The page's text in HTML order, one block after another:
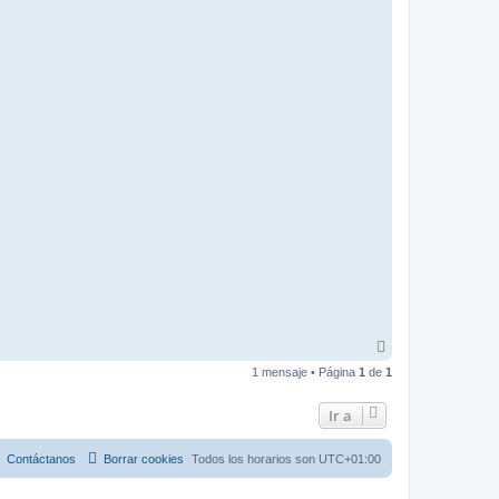
r
1 mensaje • Página 1 de 1
Ir a
Todos los horarios son UTC+01:00
Borrar cookies
Contáctanos